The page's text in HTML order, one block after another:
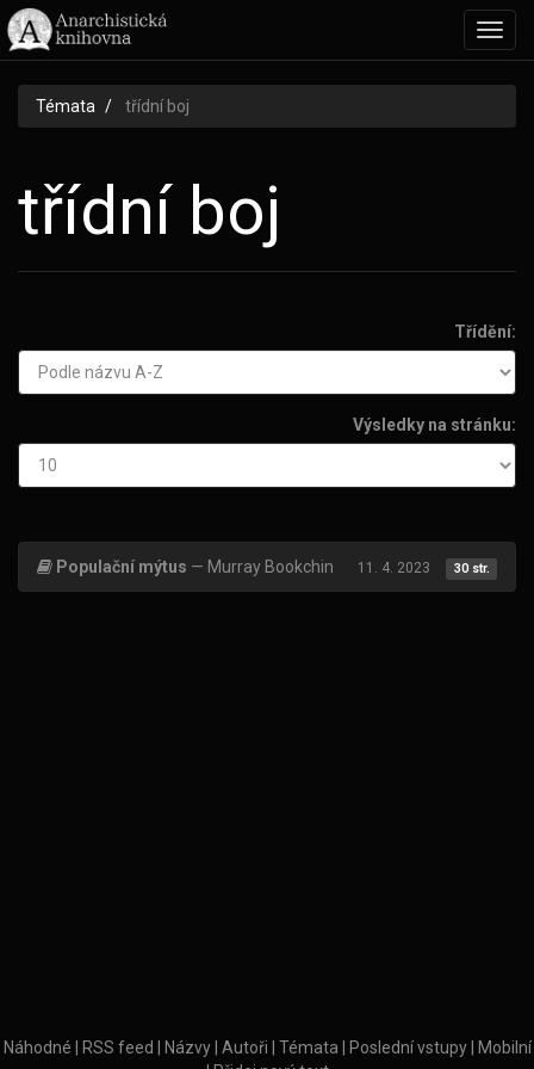
Témata třídní boj
třídní boj
Třídění:
Výsledky na stránku:
Populační mýtus — Murray Bookchin 11. 4. 2023 30 str.
Náhodné RSS feed Názvy Autoři Témata Poslední vstupy
Mobilní